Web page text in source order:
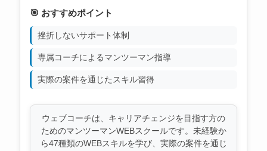
🎯 おすすめポイント
挫折しないサポート体制
専属コーチによるマンツーマン指導
実際の案件を通じたスキル習得
ウェブコーチは、キャリアチェンジを目指す方の
ためのマンツーマンWEBスクールです。未経験か
ら47種類のWEBスキルを学び、実際の案件を通じ